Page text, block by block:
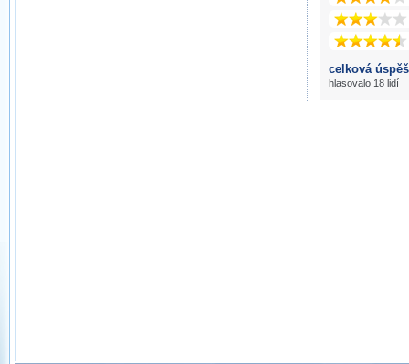
celková
hlasovalo 18 lidí